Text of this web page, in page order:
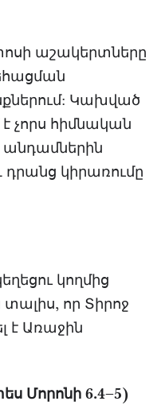
աշակերտները
Կախված
չորս հիմնական
անդամներին
դրանց կիրառումը
կողմից
որ Տիրոջ
է Առաջին
Մորոնի 6.4–5)